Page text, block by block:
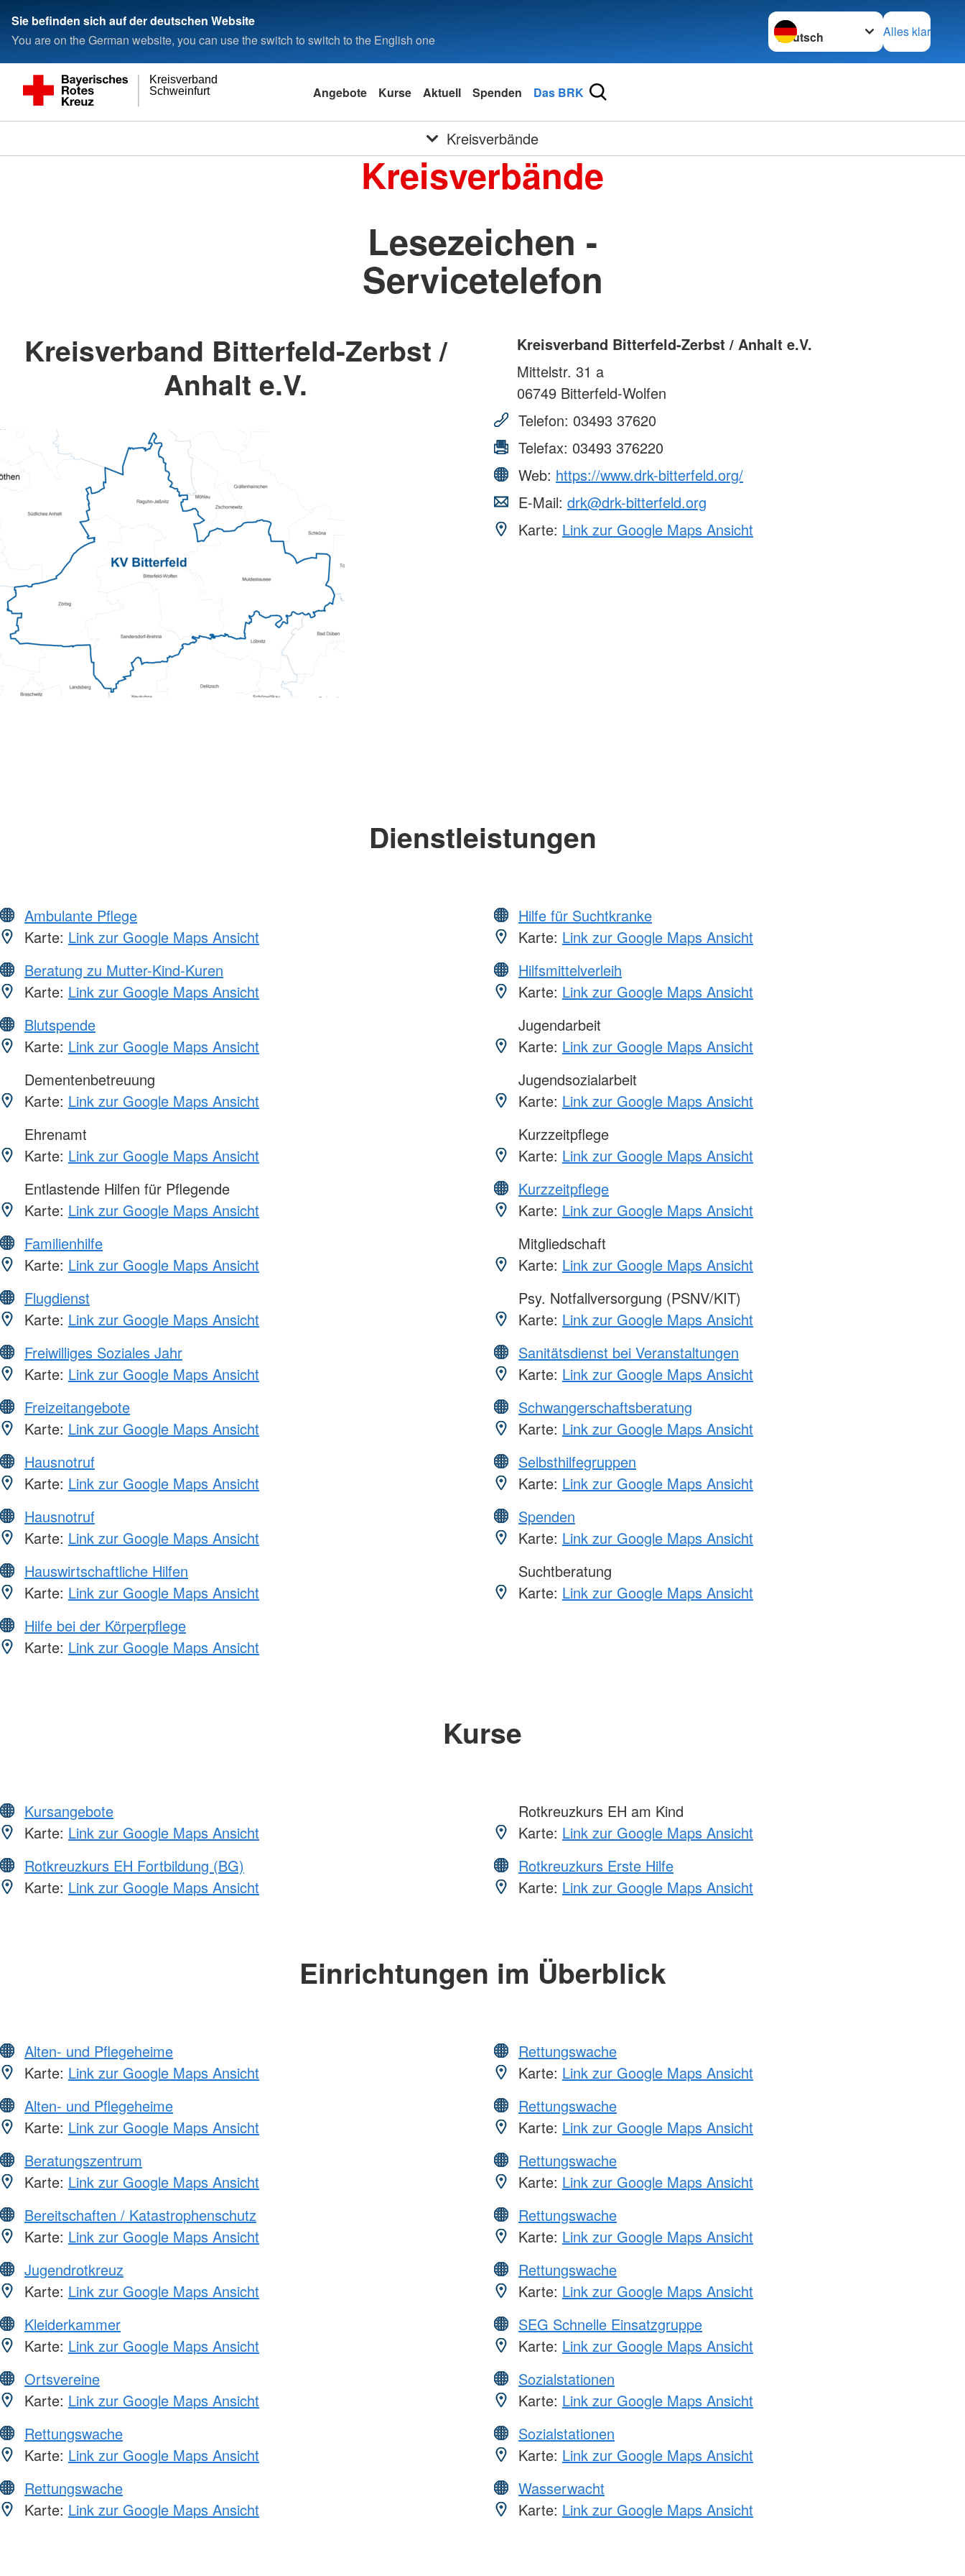
Sie befinden sich auf der deutschen Website
You are on the German website, you can use the switch to switch to the English one
Sprache wechseln zu
Alles klar
Schweinfurt
Kreisverband
Angebote Kurse Aktuell Spenden Das BRK
Kreisverbände
Kreisverbände
Lesezeichen -
Servicetelefon
Kreisverband Bitterfeld-Zerbst /
Anhalt e.V.
Kreisverband Bitterfeld-Zerbst / Anhalt e.V.
Mittelstr. 31 a
06749 Bitterfeld-Wolfen
Telefon: 03493 37620
Telefax: 03493 376220
Web: https://www.drk-bitterfeld.org/
E-Mail: drk@drk-bitterfeld.org
Karte: Link zur Google Maps Ansicht
Dienstleistungen
Ambulante Pflege
Karte: Link zur Google Maps Ansicht
Beratung zu Mutter-Kind-Kuren
Karte: Link zur Google Maps Ansicht
Blutspende
Karte: Link zur Google Maps Ansicht
Dementenbetreuung
Karte: Link zur Google Maps Ansicht
Ehrenamt
Karte: Link zur Google Maps Ansicht
Entlastende Hilfen für Pflegende
Karte: Link zur Google Maps Ansicht
Familienhilfe
Karte: Link zur Google Maps Ansicht
Flugdienst
Karte: Link zur Google Maps Ansicht
Freiwilliges Soziales Jahr
Karte: Link zur Google Maps Ansicht
Freizeitangebote
Karte: Link zur Google Maps Ansicht
Hausnotruf
Karte: Link zur Google Maps Ansicht
Hausnotruf
Karte: Link zur Google Maps Ansicht
Hauswirtschaftliche Hilfen
Karte: Link zur Google Maps Ansicht
Hilfe bei der Körperpflege
Karte: Link zur Google Maps Ansicht
Hilfe für Suchtkranke
Karte: Link zur Google Maps Ansicht
Hilfsmittelverleih
Karte: Link zur Google Maps Ansicht
Jugendarbeit
Karte: Link zur Google Maps Ansicht
Jugendsozialarbeit
Karte: Link zur Google Maps Ansicht
Kurzzeitpflege
Karte: Link zur Google Maps Ansicht
Kurzzeitpflege
Karte: Link zur Google Maps Ansicht
Mitgliedschaft
Karte: Link zur Google Maps Ansicht
Psy. Notfallversorgung (PSNV/KIT)
Karte: Link zur Google Maps Ansicht
Sanitätsdienst bei Veranstaltungen
Karte: Link zur Google Maps Ansicht
Schwangerschaftsberatung
Karte: Link zur Google Maps Ansicht
Selbsthilfegruppen
Karte: Link zur Google Maps Ansicht
Spenden
Karte: Link zur Google Maps Ansicht
Suchtberatung
Karte: Link zur Google Maps Ansicht
Kurse
Kursangebote
Karte: Link zur Google Maps Ansicht
Rotkreuzkurs EH Fortbildung (BG)
Karte: Link zur Google Maps Ansicht
Rotkreuzkurs EH am Kind
Karte: Link zur Google Maps Ansicht
Rotkreuzkurs Erste Hilfe
Karte: Link zur Google Maps Ansicht
Einrichtungen im Überblick
Alten- und Pflegeheime
Karte: Link zur Google Maps Ansicht
Alten- und Pflegeheime
Karte: Link zur Google Maps Ansicht
Beratungszentrum
Karte: Link zur Google Maps Ansicht
Bereitschaften / Katastrophenschutz
Karte: Link zur Google Maps Ansicht
Jugendrotkreuz
Karte: Link zur Google Maps Ansicht
Kleiderkammer
Karte: Link zur Google Maps Ansicht
Ortsvereine
Karte: Link zur Google Maps Ansicht
Rettungswache
Karte: Link zur Google Maps Ansicht
Rettungswache
Karte: Link zur Google Maps Ansicht
Rettungswache
Karte: Link zur Google Maps Ansicht
Rettungswache
Karte: Link zur Google Maps Ansicht
Rettungswache
Karte: Link zur Google Maps Ansicht
Rettungswache
Karte: Link zur Google Maps Ansicht
Rettungswache
Karte: Link zur Google Maps Ansicht
SEG Schnelle Einsatzgruppe
Karte: Link zur Google Maps Ansicht
Sozialstationen
Karte: Link zur Google Maps Ansicht
Sozialstationen
Karte: Link zur Google Maps Ansicht
Wasserwacht
Karte: Link zur Google Maps Ansicht